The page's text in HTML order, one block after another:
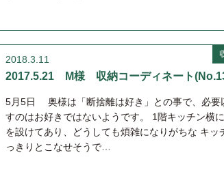
2018.3.11
2017.5.21 M様 収納コーディネート
5月5日 奥様は「断捨離は好き」との事で、必要
すのはお好きではないようです。 1階キッチン横
を設けてあり、どうしても煩雑になりがちな キッ
っきりとこなせそうで…